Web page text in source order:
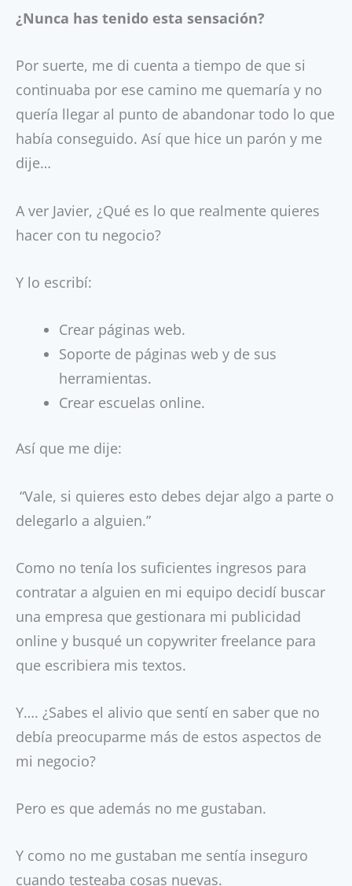
¿Nunca has tenido esta sensación?
Por suerte, me di cuenta a tiempo de que si
continuaba por ese camino me quemaría y no
quería llegar al punto de abandonar todo lo que
había conseguido. Así que hice un parón y me
dije…
A ver Javier, ¿Qué es lo que realmente quieres
hacer con tu negocio?
Y lo escribí:
Crear páginas web.
Soporte de páginas web y de sus
herramientas.
Crear escuelas online.
Así que me dije:
“Vale, si quieres esto debes dejar algo a parte o
delegarlo a alguien.”
Como no tenía los suficientes ingresos para
contratar a alguien en mi equipo decidí buscar
una empresa que gestionara mi publicidad
online y busqué un copywriter freelance para
que escribiera mis textos.
Y…. ¿Sabes el alivio que sentí en saber que no
debía preocuparme más de estos aspectos de
mi negocio?
Pero es que además no me gustaban.
Y como no me gustaban me sentía inseguro
cuando testeaba cosas nuevas.